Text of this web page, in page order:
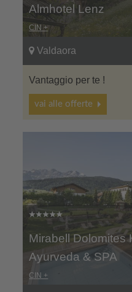
Almhotel Lenz
CIN +
Valdaora
Vantaggio per te !
vai alle offerte
Mirabell Dolomites
Ayurveda & SPA
CIN +